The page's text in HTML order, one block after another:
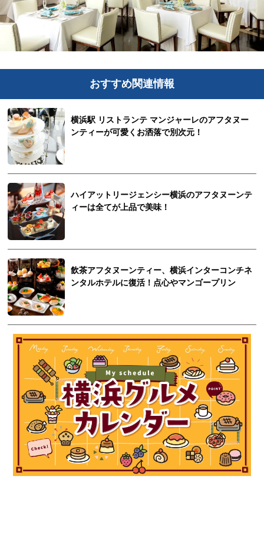
おすすめ関連情報
横浜駅 リストランテ マンジャーレのアフタヌー
ンティーが可愛くお洒落で別次元！
ハイアットリージェンシー横浜のアフタヌーンテ
ィーは全てが上品で美味！
飲茶アフタヌーンティー、横浜インターコンチネ
ンタルホテルに復活！点心やマンゴープリン